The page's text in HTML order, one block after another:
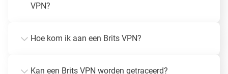
VPN?
Hoe kom ik aan een Brits VPN?
Kan een Brits VPN worden getraceerd?